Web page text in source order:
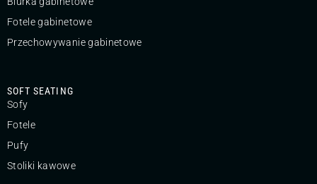
Fotele gabinetowe
Przechowywanie gabinetowe
SOFT SEATING
Sofy
Fotele
Pufy
Stoliki kawowe